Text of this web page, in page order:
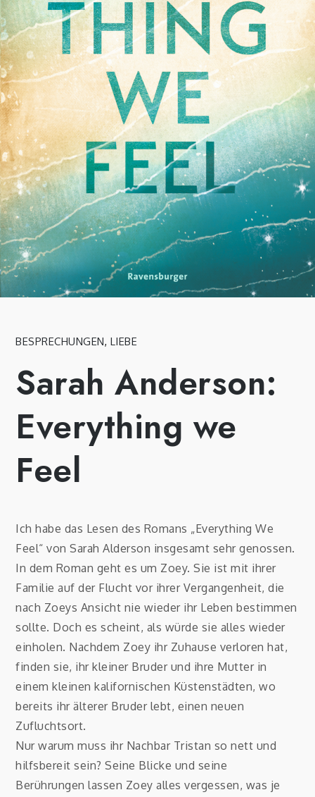
BESPRECHUNGEN, LIEBE
Sarah Anderson:
Everything we
Feel
Ich habe das Lesen des Romans „Everything We
Feel“ von Sarah Alderson insgesamt sehr genossen.
In dem Roman geht es um Zoey. Sie ist mit ihrer
Familie auf der Flucht vor ihrer Vergangenheit, die
nach Zoeys Ansicht nie wieder ihr Leben bestimmen
sollte. Doch es scheint, als würde sie alles wieder
einholen. Nachdem Zoey ihr Zuhause verloren hat,
finden sie, ihr kleiner Bruder und ihre Mutter in
einem kleinen kalifornischen Küstenstädten, wo
bereits ihr älterer Bruder lebt, einen neuen
Zufluchtsort.
Nur warum muss ihr Nachbar Tristan so nett und
hilfsbereit sein? Seine Blicke und seine
Berührungen lassen Zoey alles vergessen, was je